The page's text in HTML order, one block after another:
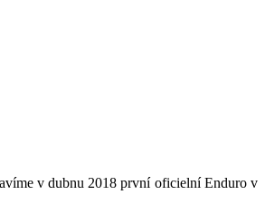
v dubnu 2018 první oficielní Enduro v